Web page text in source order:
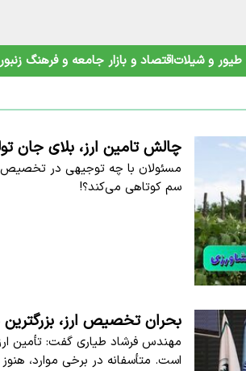
طیور و شیلاتاقتصاد و بازار جامعه و فرهنگ
چالش تامین ارز، بلای جان
سم کوتاهی می‌کند؟!
بحران تخصیص ارز،
مهندس فرشاد طیاری گفت: تأمین
است. متأسفانه در برخی موارد،